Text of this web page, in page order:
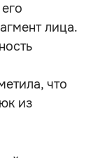
лица.
что
из